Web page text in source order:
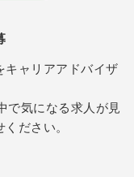
キャリアアドバイザ
で気になる求人が見
ださい。